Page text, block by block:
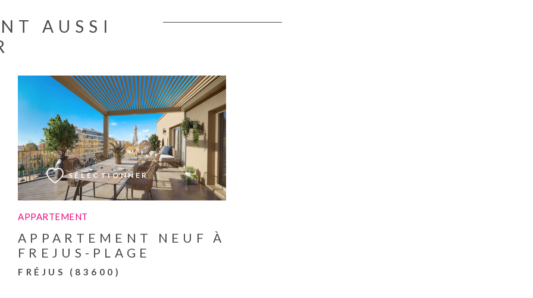
AUSSI
APPARTEMENT
APPARTEMENT NEUF À
FREJUS-PLAGE
FRÉJUS (83600)
SÉLECTIONNER
VOIR LE BIEN